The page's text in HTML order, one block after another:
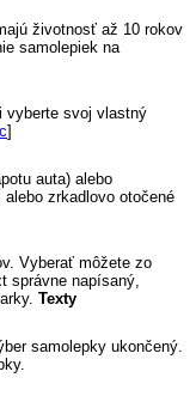
životnosť až 10 rokov
samolepiek na
vyberte svoj vlastný
]
auta) alebo
zrkadlovo otočené
Vyberať môžete zo
správne napísaný,
Texty
samolepky ukončený.